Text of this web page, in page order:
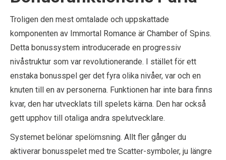
Troligen den mest omtalade och uppskattade
komponenten av Immortal Romance är Chamber of Spins.
Detta bonussystem introducerade en progressiv
nivåstruktur som var revolutionerande. I stället för ett
enstaka bonusspel ger det fyra olika nivåer, var och en
knuten till en av personerna. Funktionen har inte bara finns
kvar, den har utvecklats till spelets kärna. Den har också
gett upphov till otaliga andra spelutvecklare.
Systemet belönar spelömsning. Allt fler gånger du
aktiverar bonusspelet med tre Scatter-symboler, ju längre